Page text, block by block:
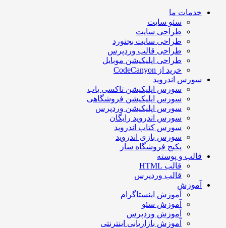
خدمات ما
سئو سایت
طراحی سایت
طراحی سایت بجنورد
طراحی قالب وردپرس
طراحی اپلیکیشن موبایل
خرید از CodeCanyon
سورس اندروید
سورس اپلیکیشن تاکسی یاب
سورس اپلیکیشن فروشگاهی
سورس اپلیکیشن وردپرس
سورس اندروید رایگان
سورس کتاب اندروید
سورس بازی اندروید
پکیج فروشگاه ساز
قالب و پوسته
قالب HTML
قالب وردپرس
آموزش
آموزش اینستاگرام
آموزش سئو
آموزش وردپرس
آموزش بازاریابی اینترنتی